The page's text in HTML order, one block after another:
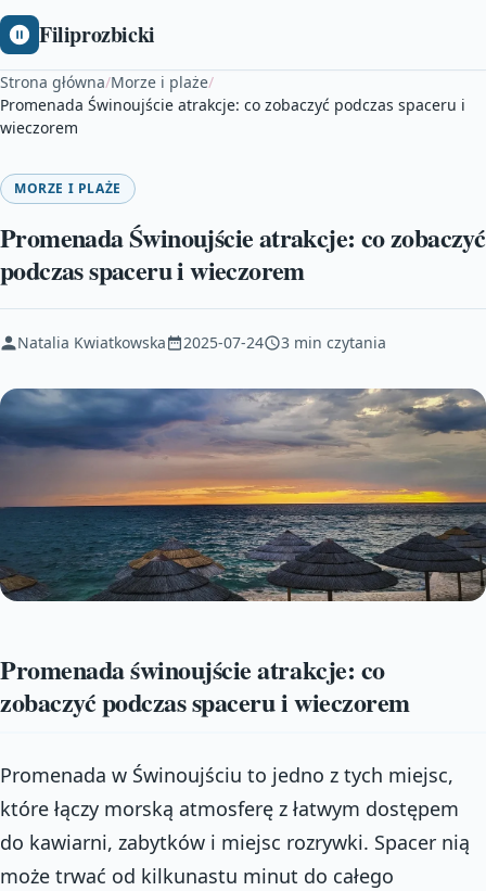
Filiprozbicki
Strona główna/Morze i plaże/
Promenada Świnoujście atrakcje: co zobaczyć podczas spaceru i
wieczorem
MORZE I PLAŻE
Promenada Świnoujście atrakcje: co zobaczyć
podczas spaceru i wieczorem
Natalia Kwiatkowska 2025-07-24 3 min czytania
Promenada świnoujście atrakcje: co
zobaczyć podczas spaceru i wieczorem
Promenada w Świnoujściu to jedno z tych miejsc,
które łączy morską atmosferę z łatwym dostępem
do kawiarni, zabytków i miejsc rozrywki. Spacer nią
może trwać od kilkunastu minut do całego